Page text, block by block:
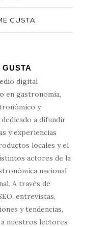
GUSTA
digital
en gastronomía,
y
a difundir
y experiencias
locales y el
actores de la
nacional
A través de
entrevistas,
y tendencias,
nuestros lectores